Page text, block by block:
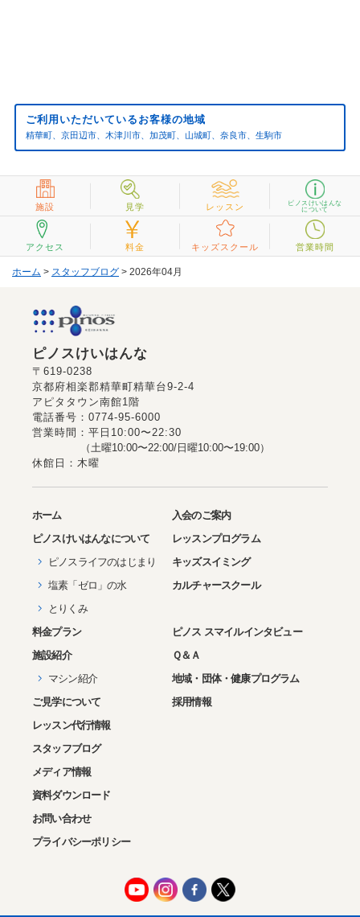
2023年06月(1)
2022年01月(3)
2021年12月(2)
2021年11月(1)
2021年09月(3)
2021年08月(2)
2021年07月(1)
2021年04月(1)
2021年03月(2)
2021年02月(2)
2021年01月(2)
2020年12月(1)
2020年11月(1)
2020年10月(1)
2020年09月(2)
2020年08月(2)
2020年07月(1)
2020年04月(1)
2020年03月(1)
2019年10月(2)
2019年09月(1)
2019年08月(1)
2019年07月(1)
2019年06月(1)
2019年05月(2)
2019年03月(1)
ご利用いただいているお客様の地域
精華町、京田辺市、木津川市、加茂町、山城町、奈良市、生駒市
施設 見学 レッスン
ピノスけいはんな
について
アクセス 料金 キッズスクール 営業時間
ホーム > スタッフブログ > 2026年04月
ピノスけいはんな
〒619-0238
京都府相楽郡精華町精華台9-2-4
アピタタウン南館1階
電話番号：0774-95-6000
営業時間：平日10:00〜22:30
（土曜10:00〜22:00/日曜10:00〜19:00）
休館日：木曜
ホーム
ピノスけいはんなについて
ピノスライフのはじまり
塩素「ゼロ」の水
とりくみ
入会のご案内
レッスンプログラム
キッズスイミング
カルチャースクール
料金プラン
施設紹介
マシン紹介
ご見学について
レッスン代行情報
ピノス スマイルインタビュー
Ｑ＆Ａ
地域・団体・健康プログラム
採用情報
スタッフブログ
メディア情報
資料ダウンロード
お問い合わせ
プライバシーポリシー